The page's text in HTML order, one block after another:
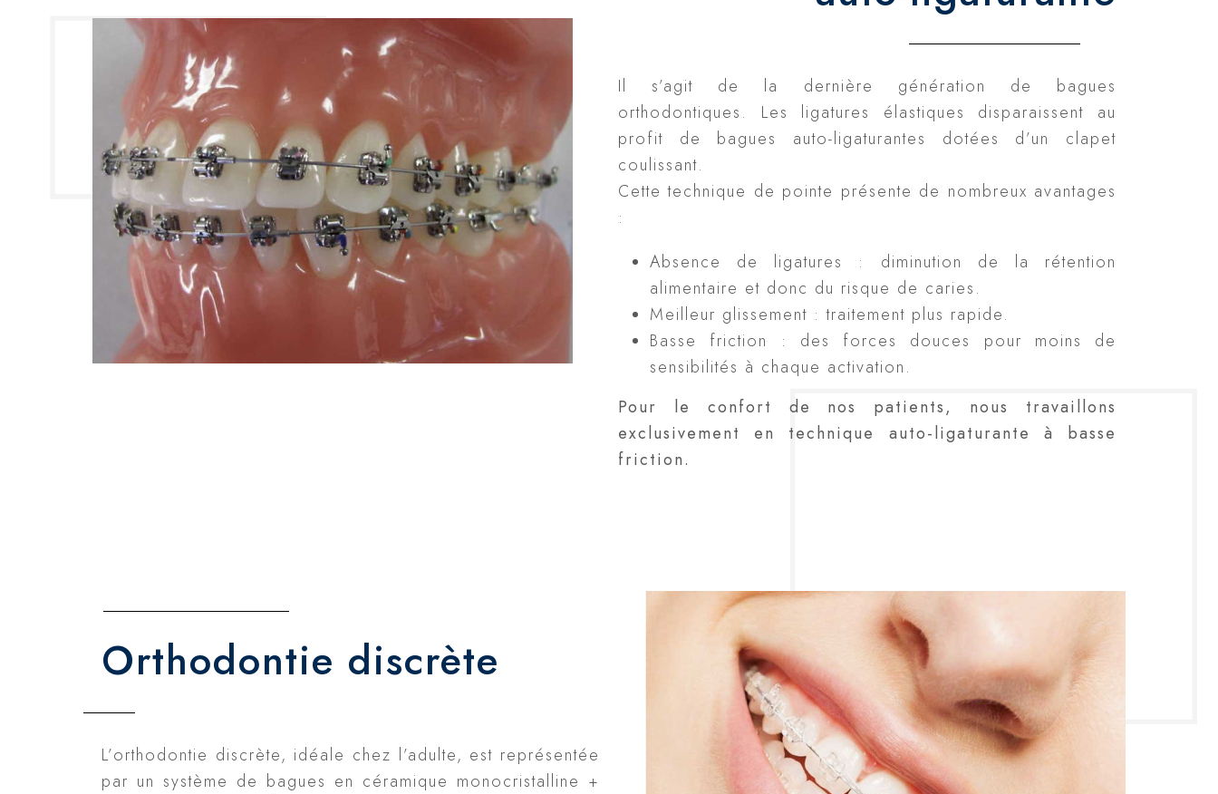
Il s’agit de la dernière génération de bagues
orthodontiques. Les ligatures élastiques disparaissent au
profit de bagues auto-ligaturantes dotées d’un clapet
coulissant.
Cette technique de pointe présente de nombreux avantages
:
Absence de ligatures : diminution de la rétention
alimentaire et donc du risque de caries.
Meilleur glissement : traitement plus rapide.
Basse friction : des forces douces pour moins de
sensibilités à chaque activation.
Pour le confort de nos patients, nous travaillons
exclusivement en technique auto-ligaturante à basse
friction.
Orthodontie discrète
L’orthodontie discrète, idéale chez l’adulte, est représentée
par un système de bagues en céramique monocristalline +